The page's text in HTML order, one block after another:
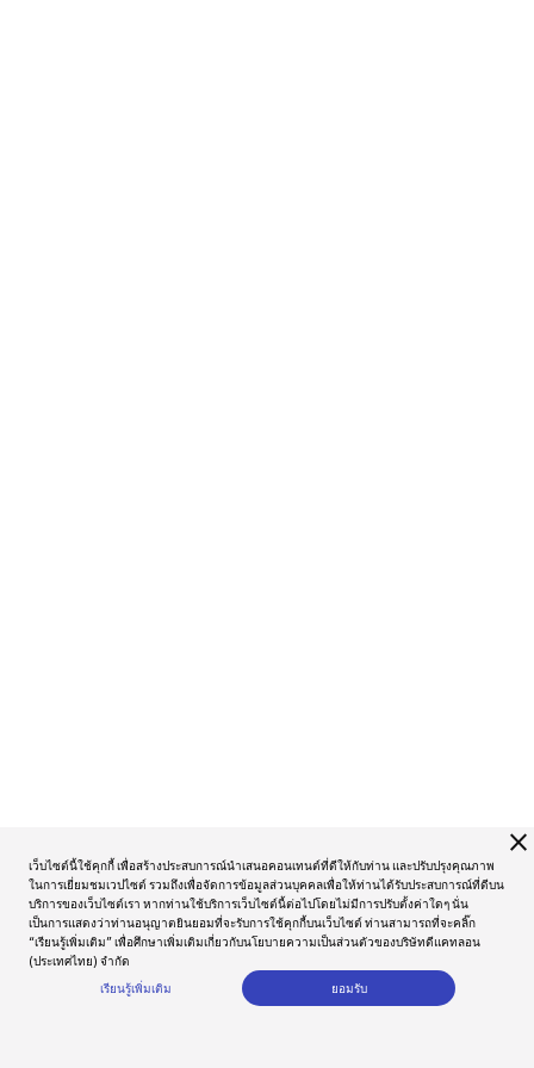
close
เว็บไซต์นี้ใช้คุกกี้ เพื่อสร้างประสบการณ์นำเสนอคอนเทนต์ที่ดีให้กับท่าน และปรับปรุงคุณภาพ
ในการเยี่ยมชมเวปไซต์ รวมถึงเพื่อจัดการข้อมูลส่วนบุคคลเพื่อให้ท่านได้รับประสบการณ์ที่ดีบน
บริการของเว็บไซต์เรา หากท่านใช้บริการเว็บไซต์นี้ต่อไปโดยไม่มีการปรับตั้งค่าใดๆ นั่น
เป็นการแสดงว่าท่านอนุญาตยินยอมที่จะรับการใช้คุกกี้บนเว็บไซต์ ท่านสามารถที่จะคลิ๊ก
“เรียนรู้เพิ่มเติม” เพื่อศึกษาเพิ่มเติมเกี่ยวกับนโยบายความเป็นส่วนตัวของบริษัทดีแคทลอน
(ประเทศไทย) จำกัด
เรียนรู้เพิ่มเติม
ยอมรับ